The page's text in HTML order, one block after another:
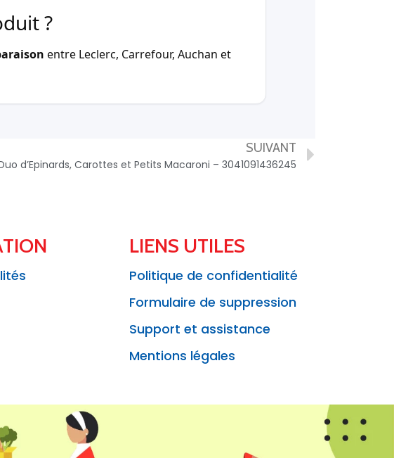
?
entre Leclerc, Carrefour, Auchan et
SUIVANT
d’Epinards, Carottes et Petits Macaroni – 3041091436245
LIENS UTILES
Politique de confidentialité
Formulaire de suppression
Support et assistance
Mentions légales